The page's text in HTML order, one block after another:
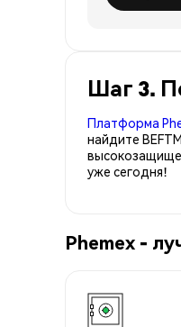
Шаг 3.
Платформа
найдите
уже сегодня!
Phemex -